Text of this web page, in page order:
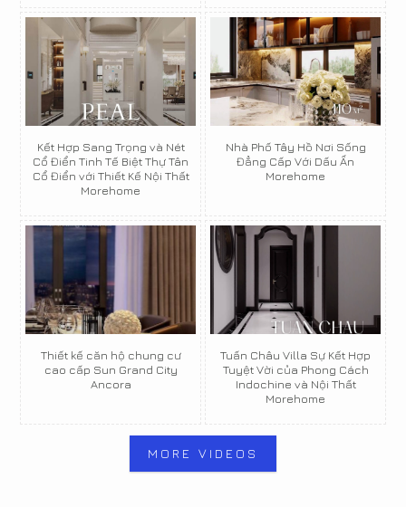
Kết Hợp Sang Trọng và Nét
Cổ Điển Tinh Tế Biệt Thự Tân
Cổ Điển với Thiết Kế Nội Thất
Morehome
Nhà Phố Tây Hồ Nơi Sống
Đẳng Cấp Với Dấu Ấn
Morehome
Thiết kế căn hộ chung cư
cao cấp Sun Grand City
Ancora
Tuấn Châu Villa Sự Kết Hợp
Tuyệt Vời của Phong Cách
Indochine và Nội Thất
Morehome
MORE VIDEOS